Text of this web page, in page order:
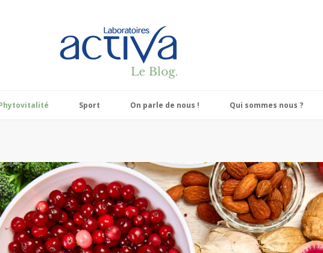
Sport On parle de nous ! Qui sommes nous ?